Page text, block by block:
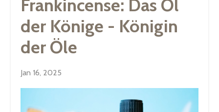
Frankincense: Das Öl
der Könige - Königin
der Öle
Jan 16, 2025